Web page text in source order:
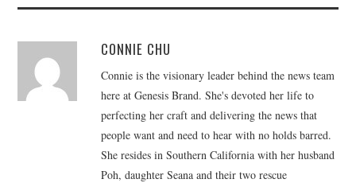
CONNIE CHU
Connie is the visionary leader behind the news team
here at Genesis Brand. She's devoted her life to
perfecting her craft and delivering the news that
people want and need to hear with no holds barred.
She resides in Southern California with her husband
Poh, daughter Seana and their two rescue